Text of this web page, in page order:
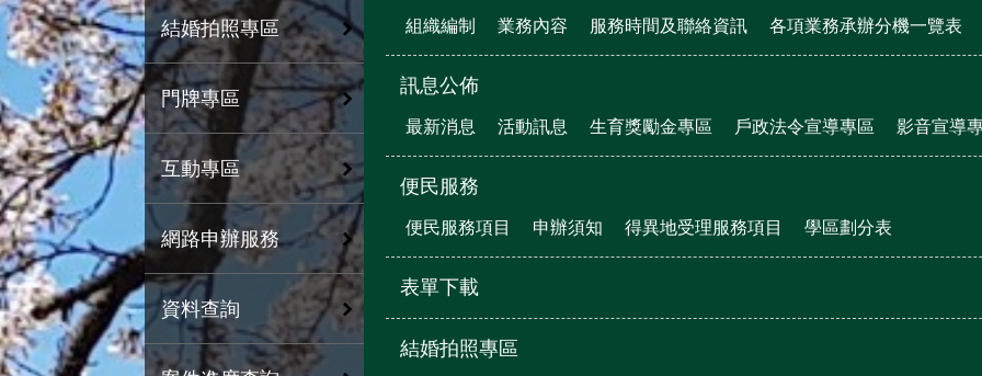
結婚拍照專區
門牌專區
互動專區
網路申辦服務
資料查詢
組織編制 業務內容 服務時間及聯絡資訊 各項業務承辦分機一覽表
訊息公佈
最新消息 活動訊息 生育獎勵金專區 戶政法令宣導專區 影音宣導
便民服務
便民服務項目 申辦須知 得異地受理服務項目 學區劃分表
表單下載
結婚拍照專區